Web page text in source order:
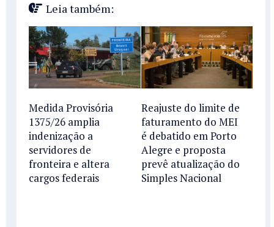
Leia também:
Medida Provisória
1375/26 amplia
indenização a
servidores de
fronteira e altera
cargos federais
Reajuste do limite de
faturamento do MEI
é debatido em Porto
Alegre e proposta
prevê atualização do
Simples Nacional